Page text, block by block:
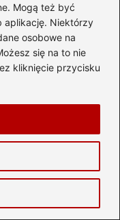
Mogą też być
aplikację. Niektórzy
osobowe na
się na to nie
kliknięcie przycisku
Albanii – kiedy
bilet
wiedzieć
na Wyspy
odkryć ich
Praktyczny